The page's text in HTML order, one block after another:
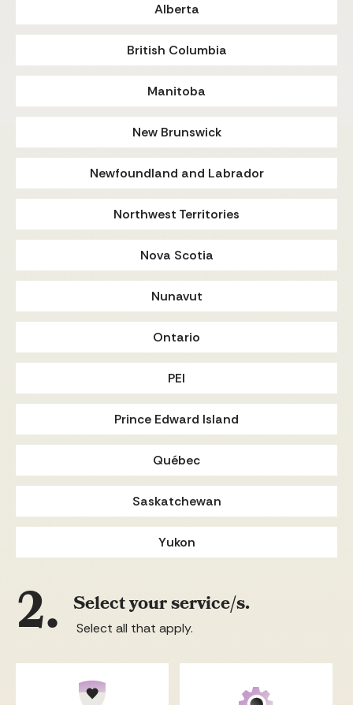
Alberta
British Columbia
Manitoba
New Brunswick
Newfoundland and Labrador
Northwest Territories
Nova Scotia
Nunavut
Ontario
PEI
Prince Edward Island
Québec
Saskatchewan
Yukon
2. Select your service/s.
Select all that apply.